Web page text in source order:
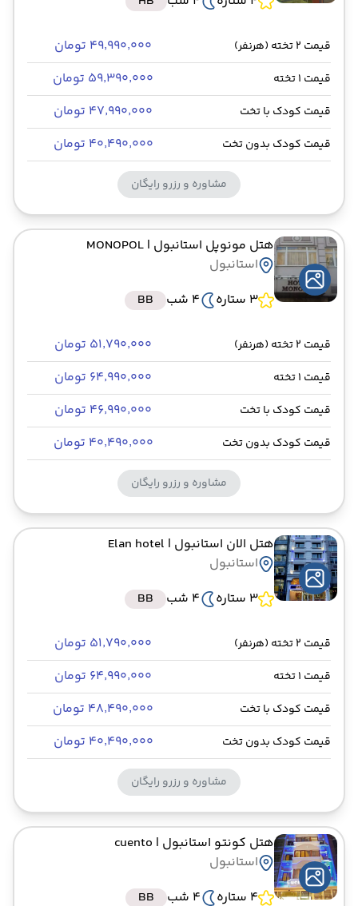
قیمت 2 تخته (هرنفر) ۴۹٬۹۹۰٬۰۰۰ تومان
قیمت 1 تخته ۵۹٬۳۹۰٬۰۰۰ تومان
قیمت کودک با تخت ۴۷٬۹۹۰٬۰۰۰ تومان
قیمت کودک بدون تخت ۴۰٬۴۹۰٬۰۰۰ تومان
مشاوره و رزرو رایگان
هتل مونوپل استانبول | MONOPOL
استانبول
3 ستاره
4 شب BB
قیمت 2 تخته (هرنفر) ۵۱٬۷۹۰٬۰۰۰ تومان
قیمت 1 تخته ۶۴٬۹۹۰٬۰۰۰ تومان
قیمت کودک با تخت ۴۶٬۹۹۰٬۰۰۰ تومان
قیمت کودک بدون تخت ۴۰٬۴۹۰٬۰۰۰ تومان
مشاوره و رزرو رایگان
هتل الان استانبول | Elan hotel
استانبول
3 ستاره
4 شب BB
قیمت 2 تخته (هرنفر) ۵۱٬۷۹۰٬۰۰۰ تومان
قیمت 1 تخته ۶۴٬۹۹۰٬۰۰۰ تومان
قیمت کودک با تخت ۴۸٬۴۹۰٬۰۰۰ تومان
قیمت کودک بدون تخت ۴۰٬۴۹۰٬۰۰۰ تومان
مشاوره و رزرو رایگان
هتل کونتو استانبول | cuento
استانبول
4 ستاره
4 شب BB